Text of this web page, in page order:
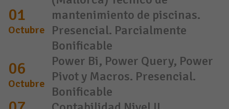
01
Octubre
mantenimiento de piscinas.
Presencial. Parcialmente
Bonificable
06
Octubre
Power Bi, Power Query, Power
Pivot y Macros. Presencial.
Bonificable